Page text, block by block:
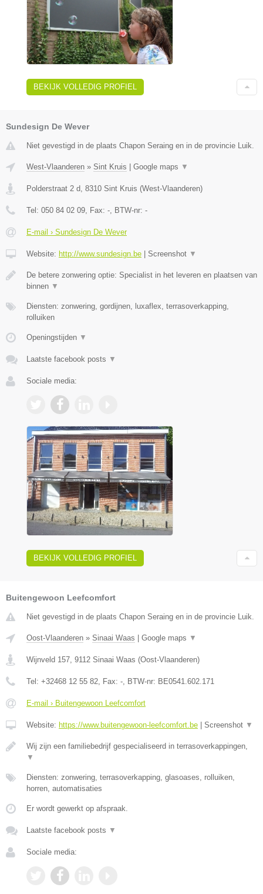
BEKIJK VOLLEDIG PROFIEL
Sundesign De Wever
Niet gevestigd in de plaats Chapon Seraing en in de provincie Luik.
West-Vlaanderen » Sint Kruis | Google maps ▼
Polderstraat 2 d 8310 Sint Kruis (West-Vlaanderen)
Tel: 050 84 02 09 , Fax: - , BTW-nr: -
E-mail › Sundesign De Wever
Website: http://www.sundesign.be | Screenshot ▼
De betere zonwering optie: Specialist in het leveren en plaatsen van
binnen ▼
Diensten: zonwering, gordijnen, luxaflex, terrasoverkapping,
rolluiken
Openingstijden ▼
Laatste facebook posts ▼
Sociale media:
BEKIJK VOLLEDIG PROFIEL
Buitengewoon Leefcomfort
Niet gevestigd in de plaats Chapon Seraing en in de provincie Luik.
Oost-Vlaanderen » Sinaai Waas Google maps ▼
Wijnveld 157, 9112 Sinaai Waas (Oost-Vlaanderen)
Tel: +32468 12 55 82, Fax: -, BTW-nr: BE0541.602.171
E-mail › Buitengewoon Leefcomfort
Website: https://www.buitengewoon-leefcomfort.be Screenshot ▼
Wij zijn een familiebedrijf gespecialiseerd in terrasoverkappingen,
▼
Diensten: zonwering, terrasoverkapping, glasoases, rolluiken,
horren, automatisaties
Er wordt gewerkt op afspraak.
Laatste facebook posts ▼
Sociale media: